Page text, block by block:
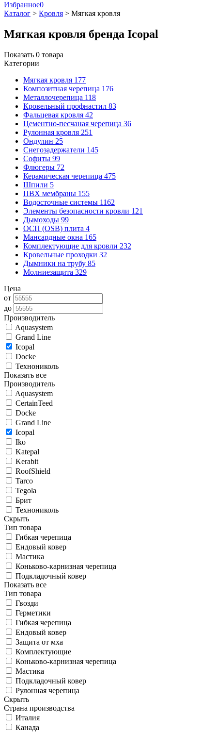
Избранное0
Каталог > Кровля > Мягкая кровля
Мягкая кровля бренда Icopal
Показать 0 товара
Категории
Мягкая кровля 177
Композитная черепица 176
Металлочерепица 118
Кровельный профнастил 83
Фальцевая кровля 42
Цементно-песчаная черепица 36
Рулонная кровля 251
Ондулин 25
Снегозадержатели 145
Софиты 99
Флюгеры 72
Керамическая черепица 475
Шпили 5
ПВХ мембраны 155
Водосточные системы 1162
Элементы безопасности кровли 121
Дымоходы 99
ОСП (OSB) плита 4
Мансардные окна 165
Комплектующие для кровли 232
Кровельные проходки 32
Дымники на трубу 85
Молниезащита 329
Цена
от
до
Производитель
Aquasystem
Grand Line
Icopal
Docke
Технониколь
Показать все
Производитель
Aquasystem
CertainTeed
Docke
Grand Line
Icopal
Iko
Katepal
Kerabit
RoofShield
Tarco
Tegola
Брит
Технониколь
Скрыть
Тип товара
Гибкая черепица
Ендовый ковер
Мастика
Коньково-карнизная черепица
Подкладочный ковер
Показать все
Тип товара
Гвозди
Герметики
Гибкая черепица
Ендовый ковер
Защита от мха
Комплектующие
Коньково-карнизная черепица
Мастика
Подкладочный ковер
Рулонная черепица
Скрыть
Страна производства
Италия
Канада